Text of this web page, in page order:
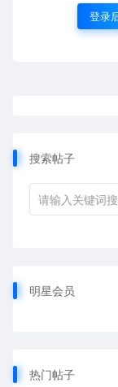
登录
搜索帖子
明星会员
热门帖子